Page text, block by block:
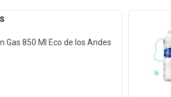
Gas 850 Ml Eco de los Andes